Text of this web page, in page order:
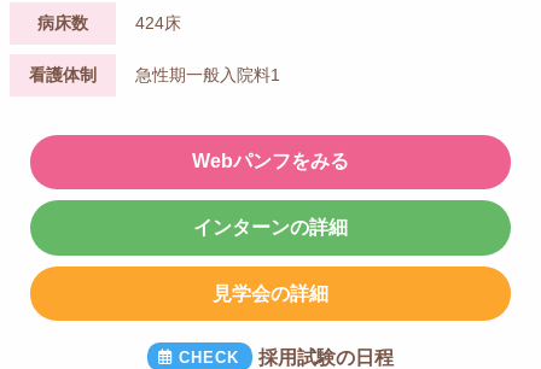
病床数 424床
看護体制 急性期一般入院料1
Webパンフをみる
インターンの詳細
見学会の詳細
採用試験の日程